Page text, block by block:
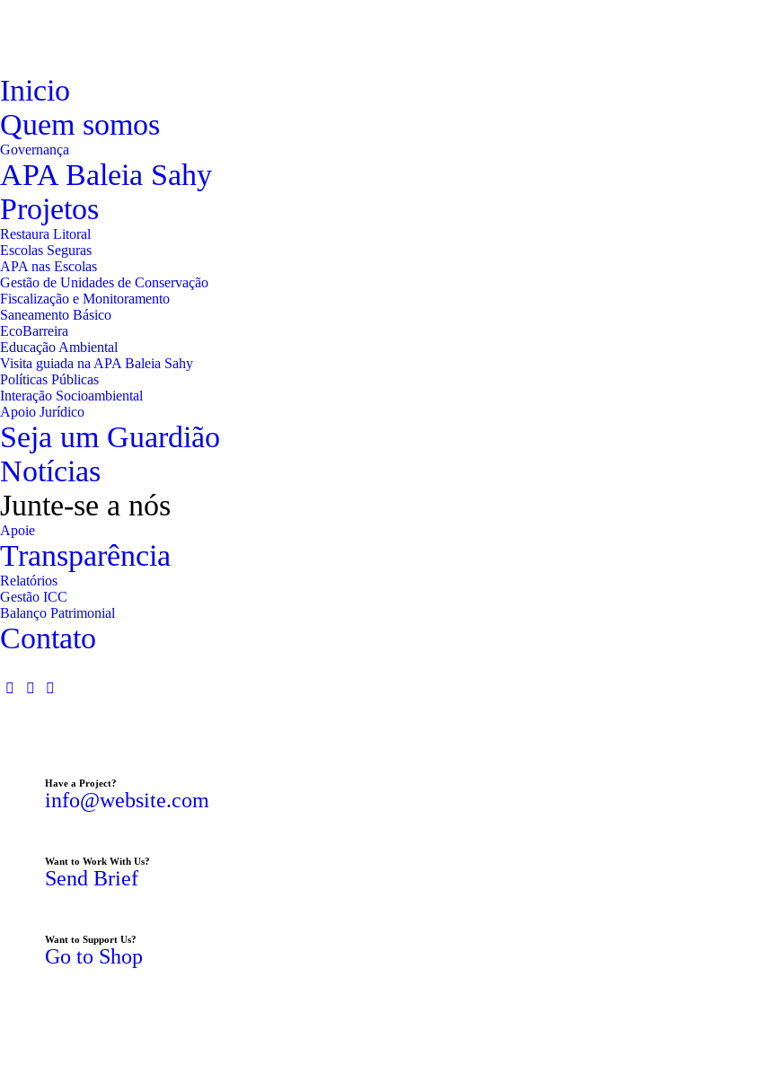
Inicio
Quem somos
Governança
APA Baleia Sahy
Projetos
Restaura Litoral
Escolas Seguras
APA nas Escolas
Gestão de Unidades de Conservação
Fiscalização e Monitoramento
Saneamento Básico
EcoBarreira
Educação Ambiental
Visita guiada na APA Baleia Sahy
Políticas Públicas
Interação Socioambiental
Apoio Jurídico
Seja um Guardião
Notícias
Junte-se a nós
Apoie
Transparência
Relatórios
Gestão ICC
Balanço Patrimonial
Contato
Have a Project?
info@website.com
Want to Work With Us?
Send Brief
Want to Support Us?
Go to Shop